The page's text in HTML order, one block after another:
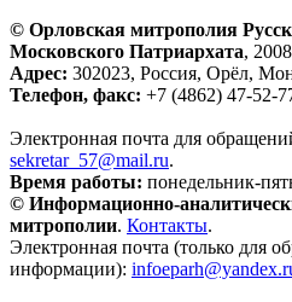
© Орловская митрополия
Московского Патриархата,
Адрес: 302023, Россия, Орёл,
Телефон, факс: +7 (4862) 47-52-
Электронная почта для
sekretar_57@mail.ru.
Время работы: понедельник-
© Информационно-
митрополии. Контакты.
Электронная почта (только для
информации):